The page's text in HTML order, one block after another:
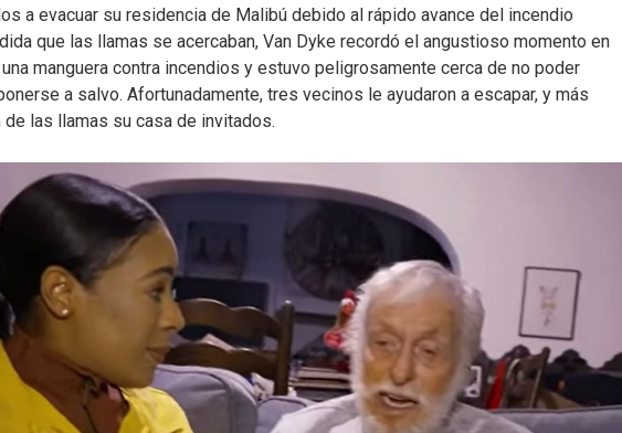
a evacuar su residencia de Malibú debido al rápido avance del incendio
que las llamas se acercaban, Van Dyke recordó el angustioso momento en
manguera contra incendios y estuvo peligrosamente cerca de no poder
a salvo. Afortunadamente, tres vecinos le ayudaron a escapar, y más
de las llamas su casa de invitados.